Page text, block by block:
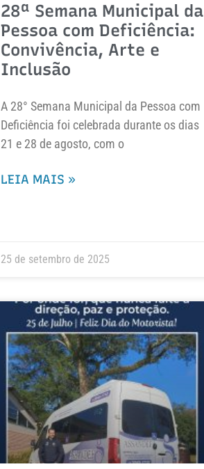
28ª Semana Municipal da
Pessoa com Deficiência:
Convivência, Arte e
Inclusão
A 28° Semana Municipal da Pessoa com
Deficiência foi celebrada durante os dias
21 e 28 de agosto, com o
LEIA MAIS »
25 de setembro de 2025